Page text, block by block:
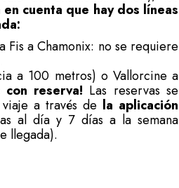
en cuenta que hay dos líneas
Fis a Chamonix: no se requiere
a 100 metros) o Vallorcine a
reserva! Las reservas se
a través de la aplicación
al día y 7 días a la semana
llegada).